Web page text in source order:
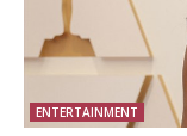
ENTERTAINMENT